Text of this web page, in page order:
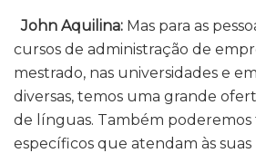
John Aquilina: Mas para as
cursos de administração de
mestrado, nas universidades e
diversas, temos uma grande
de línguas. Também poderemos
específicos que atendam às suas